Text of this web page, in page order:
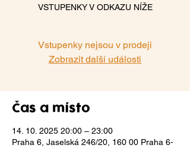
VSTUPENKY V ODKAZU NÍŽE
Vstupenky nejsou v prodeji
Zobrazit další události
Čas a místo
14. 10. 2025 20:00 – 23:00
Praha 6, Jaselská 246/20, 160 00 Praha 6-